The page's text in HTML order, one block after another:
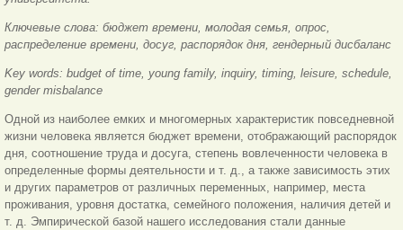
Ключевые слова: бюджет времени, молодая семья, опрос,
распределение времени, досуг, распорядок дня, гендерный дисбаланс
Key words: budget of time, young family, inquiry, timing, leisure, schedule,
gender misbalance
Одной из наиболее емких и многомерных характеристик повседневной
жизни человека является бюджет времени, отображающий распорядок
дня, соотношение труда и досуга, степень вовлеченности человека в
определенные формы деятельности и т. д., а также зависимость этих
и других параметров от различных переменных, например, места
проживания, уровня достатка, семейного положения, наличия детей и
т. д. Эмпирической базой нашего исследования стали данные